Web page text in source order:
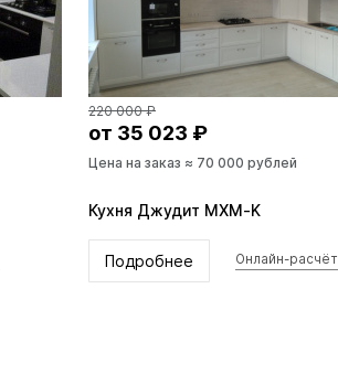
220 000 ₽
от 35 023 ₽
Цена на заказ ≈ 70 000 рублей
Кухня Джудит MXM-K
Подробнее Онлайн-расчёт